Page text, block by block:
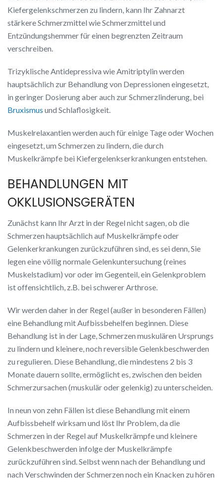
Kiefergelenkschmerzen zu lindern, kann Ihr Zahnarzt
stärkere Schmerzmittel wie Schmerzmittel und
Entzündungshemmer für einen begrenzten Zeitraum
verschreiben.
Trizyklische Antidepressiva wie Amitriptylin werden
hauptsächlich zur Behandlung von Depressionen eingesetzt,
in geringer Dosierung aber auch zur Schmerzlinderung, bei
Bruxismus und Schlaflosigkeit.
Muskelrelaxantien werden auch für einige Tage oder Wochen
eingesetzt, um Schmerzen zu lindern, die durch
Muskelkrämpfe bei Kiefergelenkserkrankungen entstehen.
BEHANDLUNGEN MIT
OKKLUSIONSGERÄTEN
Zunächst kann Ihr Arzt in der Regel nicht sagen, ob die
Schmerzen hauptsächlich auf Muskelkrämpfe oder
Gelenkerkrankungen zurückzuführen sind, es sei denn, Sie
legen eine völlig normale Gelenkuntersuchung (reines
Muskelstadium) vor oder im Gegenteil, ein Gelenkproblem
ist offensichtlich, z.B. bei schwerer Arthrose.
Wir werden daher in der Regel (außer in besonderen Fällen)
eine Behandlung mit Aufbissbehelfen beginnen. Diese
Behandlung ist in der Lage, Schmerzen muskulären Ursprungs
zu lindern und kleinere, noch reversible Gelenkbeschwerden
zu regulieren. Diese Behandlung, die mindestens 2 bis 3
Monate dauern sollte, ermöglicht es, zwischen den beiden
Schmerzursachen (muskulär oder gelenkig) zu unterscheiden.
In neun von zehn Fällen ist diese Behandlung mit einem
Aufbissbehelf wirksam und löst Ihr Problem, da die
Schmerzen in der Regel auf Muskelkrämpfe und kleinere
Gelenkbeschwerden infolge der Muskelkrämpfe
zurückzuführen sind. Selbst wenn nach der Behandlung und
nach Verschwinden der Schmerzen noch ein Knacken zu hören